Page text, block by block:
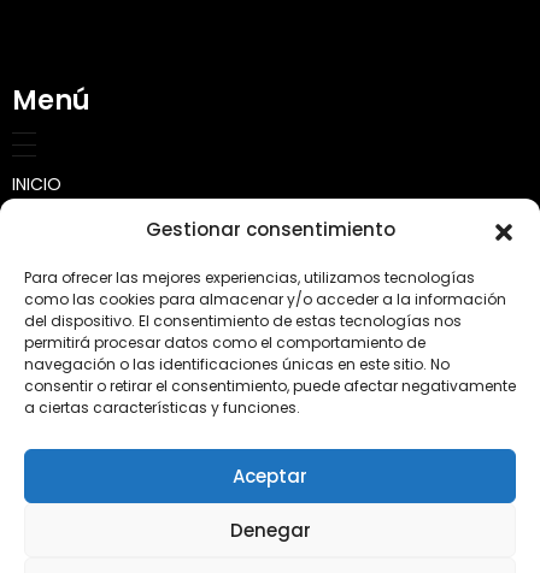
Gestionar consentimiento
Para ofrecer las mejores experiencias, utilizamos tecnologías
como las cookies para almacenar y/o acceder a la información
del dispositivo. El consentimiento de estas tecnologías nos
permitirá procesar datos como el comportamiento de
navegación o las identificaciones únicas en este sitio. No
consentir o retirar el consentimiento, puede afectar negativamente
a ciertas características y funciones.
Aceptar
Denegar
Menú
INICIO
SOBRE NOSOTROS
Quienes somos
Misión, visión y valores
Transporte
CALCULADORA
TRABAJOS
PRODUCTOS
Tierra para jardín y huertos
Áridos y Piedras
CONSEJOS